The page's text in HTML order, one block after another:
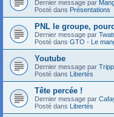
Dernier message par
Posté dans Présentations
PNL le groupe,
Dernier message par
Posté dans GTO - Le
Youtube
Dernier message par
Posté dans Libertés
Tête percée !
Dernier message par
Posté dans Libertés